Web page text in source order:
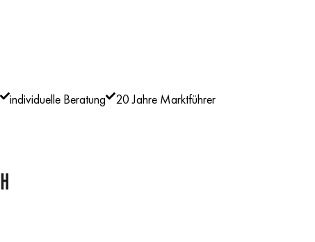
individuelle Beratung 20 Jahre Marktführer